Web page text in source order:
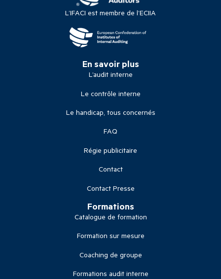
L’IFACI est membre de l’ECIIA
En savoir plus
L’audit interne
Le contrôle interne
Le handicap, tous concernés
FAQ
Régie publicitaire
Contact
Contact Presse
Formations
Catalogue de formation
Formation sur mesure
Coaching de groupe
Formations audit interne